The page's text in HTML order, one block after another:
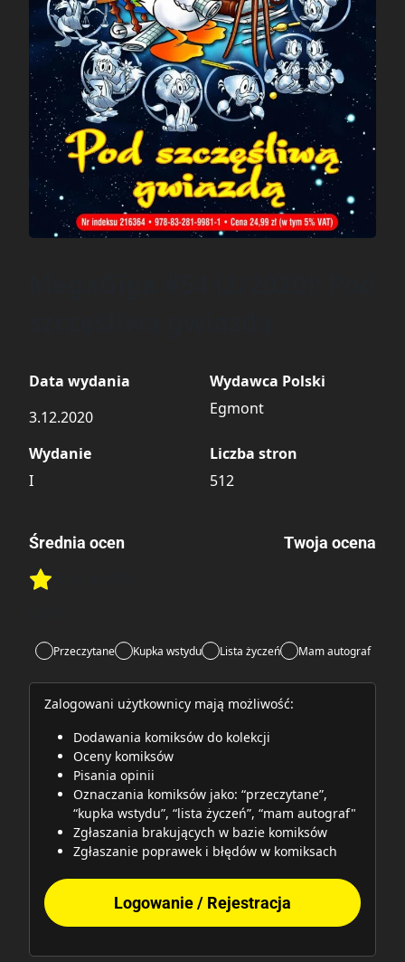
Data wydania
3.12.2020
Wydawca Polski
Egmont
Wydanie
I
Liczba stron
512
Średnia ocen
Rate this item:
Twoja ocena
Przeczytane Kupka wstydu Lista życzeń Mam autograf
Zalogowani użytkownicy mają możliwość:
Dodawania komiksów do kolekcji
Oceny komiksów
Pisania opinii
Oznaczania komiksów jako: “przeczytane”,
“kupka wstydu”, “lista życzeń”, “mam autograf"
Zgłaszania brakujących w bazie komiksów
Zgłaszanie poprawek i błędów w komiksach
Logowanie / Rejestracja